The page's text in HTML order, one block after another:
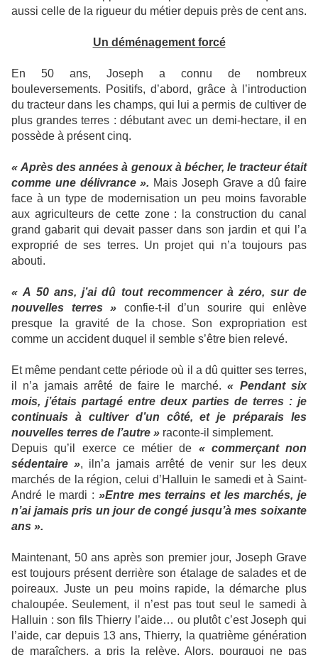
aussi celle de la rigueur du métier depuis près de cent ans.
Un déménagement forcé
En 50 ans, Joseph a connu de nombreux
bouleversements. Positifs, d’abord, grâce à l’introduction
du tracteur dans les champs, qui lui a permis de cultiver de
plus grandes terres : débutant avec un demi-hectare, il en
possède à présent cinq.
« Après des années à genoux à bécher, le tracteur était
comme une délivrance ». Mais Joseph Grave a dû faire
face à un type de modernisation un peu moins favorable
aux agriculteurs de cette zone : la construction du canal
grand gabarit qui devait passer dans son jardin et qui l’a
exproprié de ses terres. Un projet qui n’a toujours pas
abouti.
« A 50 ans, j’ai dû tout recommencer à zéro, sur de
nouvelles terres » confie-t-il d’un sourire qui enlève
presque la gravité de la chose. Son expropriation est
comme un accident duquel il semble s’être bien relevé.
Et même pendant cette période où il a dû quitter ses terres,
il n’a jamais arrêté de faire le marché.« Pendant six
mois, j’étais partagé entre deux parties de terres : je
continuais à cultiver d’un côté, et je préparais les
nouvelles terres de l’autre » raconte-il simplement.
Depuis qu’il exerce ce métier de « commerçant non
sédentaire », iln’a jamais arrêté de venir sur les deux
marchés de la région, celui d’Halluin le samedi et à Saint-
André le mardi : »Entre mes terrains et les marchés, je
n’ai jamais pris un jour de congé jusqu’à mes soixante
ans ».
Maintenant, 50 ans après son premier jour, Joseph Grave
est toujours présent derrière son étalage de salades et de
poireaux. Juste un peu moins rapide, la démarche plus
chaloupée. Seulement, il n’est pas tout seul le samedi à
Halluin : son fils Thierry l’aide… ou plutôt c’est Joseph qui
l’aide, car depuis 13 ans, Thierry, la quatrième génération
de maraîchers, a pris la relève. Alors, pourquoi ne pas